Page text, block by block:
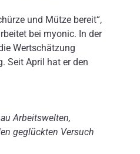
und Mütze bereit“,
bei myonic. In der
Wertschätzung
Seit April hat er den
Arbeitswelten,
geglückten Versuch